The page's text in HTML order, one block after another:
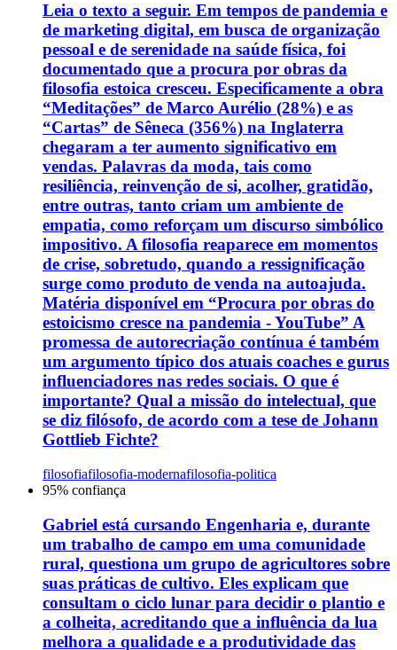
Leia o texto a seguir. Em tempos de pandemia e
de marketing digital, em busca de organização
pessoal e de serenidade na saúde física, foi
documentado que a procura por obras da
filosofia estoica cresceu. Especificamente a obra
“Meditações” de Marco Aurélio (28%) e as
“Cartas” de Sêneca (356%) na Inglaterra
chegaram a ter aumento significativo em
vendas. Palavras da moda, tais como
resiliência, reinvenção de si, acolher, gratidão,
entre outras, tanto criam um ambiente de
empatia, como reforçam um discurso simbólico
impositivo. A filosofia reaparece em momentos
de crise, sobretudo, quando a ressignificação
surge como produto de venda na autoajuda.
Matéria disponível em “Procura por obras do
estoicismo cresce na pandemia - YouTube” A
promessa de autorecriação contínua é também
um argumento típico dos atuais coaches e gurus
influenciadores nas redes sociais. O que é
importante? Qual a missão do intelectual, que
se diz filósofo, de acordo com a tese de Johann
Gottlieb Fichte?
filosofiafilosofia-modernafilosofia-politica
95% confiança
Gabriel está cursando Engenharia e, durante
um trabalho de campo em uma comunidade
rural, questiona um grupo de agricultores sobre
suas práticas de cultivo. Eles explicam que
consultam o ciclo lunar para decidir o plantio e
a colheita, acreditando que a influência da lua
melhora a qualidade e a produtividade das